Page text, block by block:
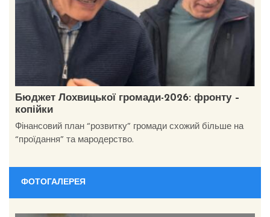
Бюджет Лохвицької громади-2026: фронту –
копійки
Фінансовий план “розвитку” громади схожий більше на
“проїдання” та мародерство.
ФОТОГАЛЕРЕЯ